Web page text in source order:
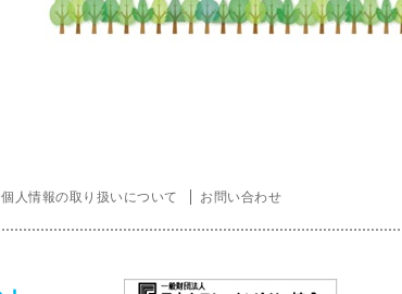
個人情報の取り扱いについて お問い合わせ